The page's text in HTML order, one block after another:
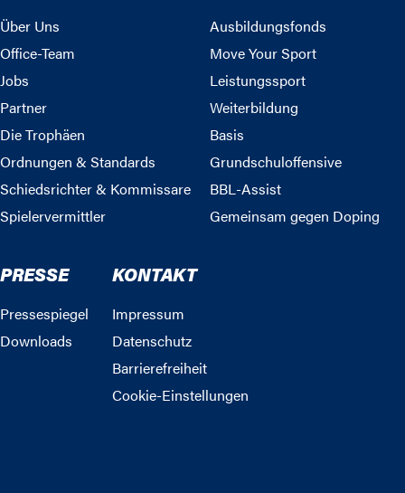
Über Uns
Office-Team
Jobs
Partner
Die Trophäen
Ordnungen & Standards
Schiedsrichter & Kommissare
Spielervermittler
Ausbildungsfonds
Move Your Sport
Leistungssport
Weiterbildung
Basis
Grundschuloffensive
BBL-Assist
Gemeinsam gegen Doping
PRESSE
Pressespiegel
Downloads
KONTAKT
Impressum
Datenschutz
Barrierefreiheit
Cookie-Einstellungen